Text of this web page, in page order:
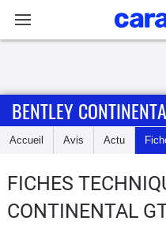
Accueil
Essais
BENTLEY
Accueil Avis Actu
FICHES
CONTINENTAL